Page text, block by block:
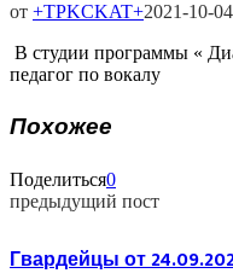
от +TPKCKAT+2021-10-
В студии программы «
педагог по вокалу
Похожее
Поделиться0
предыдущий пост
Гвардейцы от